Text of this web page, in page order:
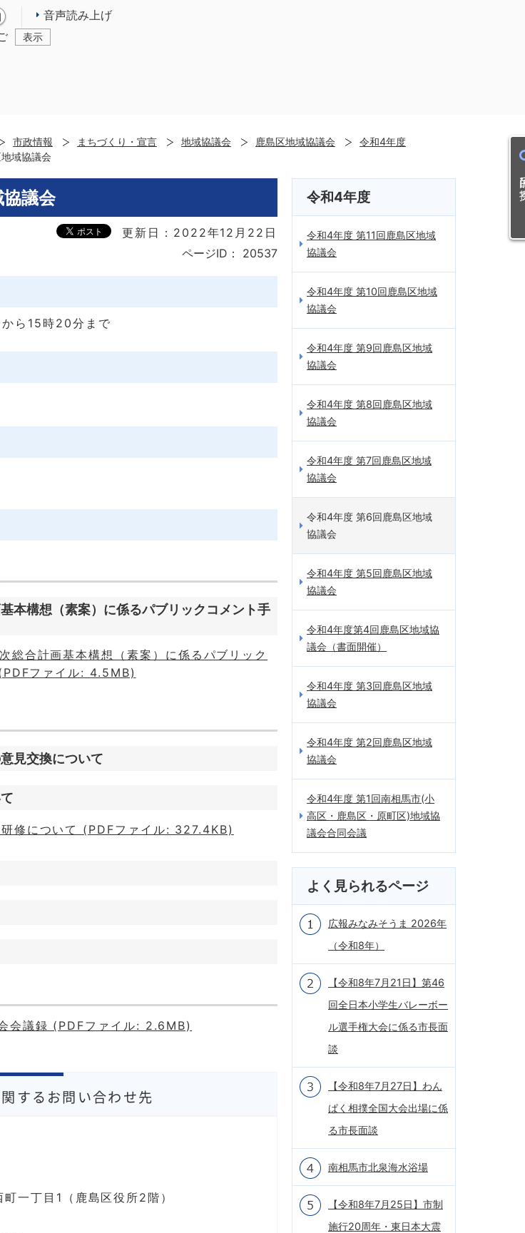
音声読み上げ
表示
目
市政情報 まちづくり・宣言 地域協議会 鹿島区地域協議会
令和4年度
域協議会
議会
更新日：2022年12月22日
ページID：
20537
ら15時20分まで
本構想（素案）に係るパブリックコメント手
総合計画基本構想（素案）に係るパブリック
ファイル: 4.5MB)
見交換について
研修について (PDFファイル: 327.4KB)
会議録 (PDFファイル: 2.6MB)
するお問い合わせ先
一丁目1（鹿島区役所2階）
令和4年度
令和4年度 第11回鹿島区地域
協議会
令和4年度 第10回鹿島区地域
協議会
令和4年度 第9回鹿島区地域
協議会
令和4年度 第8回鹿島区地域
協議会
令和4年度 第7回鹿島区地域
協議会
令和4年度 第6回鹿島区地域
協議会
令和4年度 第5回鹿島区地域
協議会
令和4年度第4回鹿島区地域協
議会（書面開催）
令和4年度 第3回鹿島区地域
協議会
令和4年度 第2回鹿島区地域
協議会
令和4年度 第1回南相馬市(小
高区・鹿島区・原町区)地域協
議会合同会議
よく見られるページ
広報みなみそうま 2026年
（令和8年）
【令和8年7月21日】第46
回全日本小学生バレーボー
ル選手権大会に係る市長面
談
【令和8年7月27日】わん
ぱく相撲全国大会出場に係
る市長面談
南相馬市北泉海水浴場
【令和8年7月25日】市制
施行20周年・東日本大震